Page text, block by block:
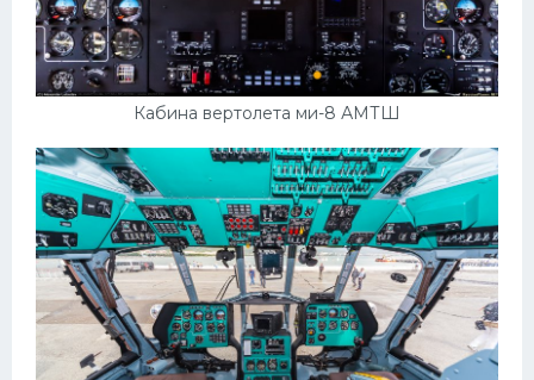
Кабина вертолета ми-8 АМТШ